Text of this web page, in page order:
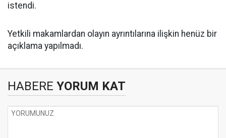
istendi.
Yetkili makamlardan olayın ayrıntılarına ilişkin henüz bir
açıklama yapılmadı.
HABERE YORUM KAT